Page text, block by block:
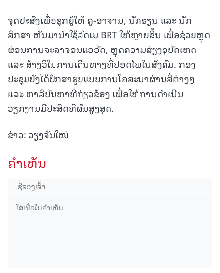
ຈຸດປະສົງເພື່ອຊຸກຍູ້ໃຫ້ ຄູ-ອາຈານ, ນັກຮຽນ ແລະ ນັກ
ສຶກສາ ຫັນມານຳໃຊ້ລົດເມ BRT ໃຫ້ຫຼາຍຂຶ້ນ ເພື່ອຊ່ວຍຫຼຸດ
ຜ່ອນການຈະລາຈອນແອອັດ, ຫຼຸດຄວາມສ່ຽງອຸບັດເຫດ
ແລະ ສ້າງວິໃນການເດີນທາງທີ່ປອດໄພໃນສັງຄົມ. ກອງ
ປະຊຸມຍັງໄດ້ປຶກສາຮູບແບບການໂຄສະນາຜ່ານສື່ຕ່າງໆ
ແລະ ຫາລືບັນຫາທີ່ກ່ຽວຂ້ອງ ເພື່ອໃຫ້ການດຳເນີນ
ວຽກງານມີປະສິດທິຜົນສູງສຸດ.
ຂ່າວ: ວຽງຈັນໃໝ່
ຄໍາເຫັນ